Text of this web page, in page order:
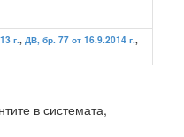
г., ДВ, бр. 77 от 16.9.2014 г.,
в системата,